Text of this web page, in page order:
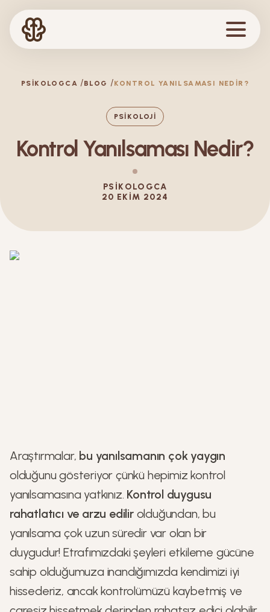
PSIKOLOGCA BLOG KONTROL YANILSAMASI NEDIR?
PSIKOLOJI
Kontrol Yanılsaması Nedir?
PSIKOLOGCA
20 EKIM 2024
Araştırmalar, bu yanılsamanın çok yaygın
olduğunu gösteriyor çünkü hepimiz kontrol
yanılsamasına yatkınız. Kontrol duygusu
rahatlatıcı ve arzu edilir olduğundan, bu
yanılsama çok uzun süredir var olan bir
duygudur! Etrafımızdaki şeyleri etkileme gücüne
sahip olduğumuza inandığımızda kendimizi iyi
hissederiz, ancak kontrolümüzü kaybetmiş ve